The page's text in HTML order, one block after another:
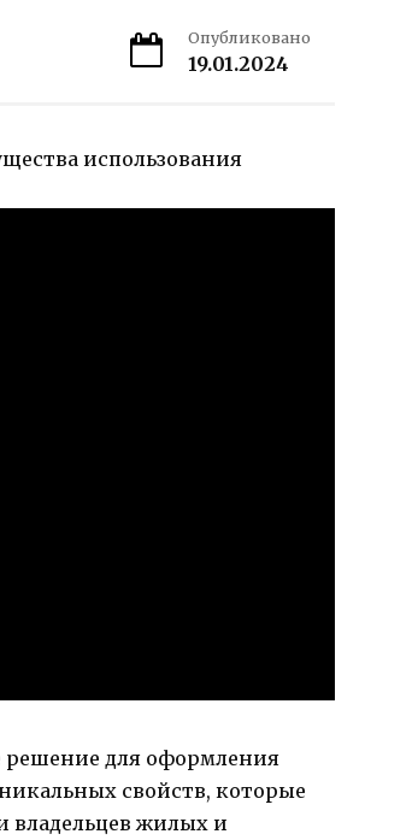
Опубликовано
19.01.2024
решение для оформления
свойств, которые
владельцев жилых и